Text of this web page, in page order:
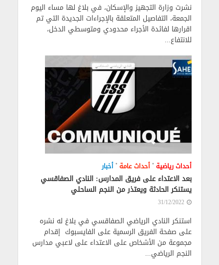
نشرت وزارة التجهيز والإسكان، في بلاغ لها مساء اليوم
الجمعة، التفاصيل المتعلقة بالإجراءات الجديدة التي تم
اقرارها لفائدة الأجراء محدودي ومتوسطي الدخل،
للانتفاع...
أحداث رياضية • أحداث عامة • أخبار
بعد الاعتداء على فريق المدارس: النادي الصفاقسي
يستنكر الحادثة ويعتذر من النجم الساحلي
31/12/2022
استنكر النادي الرياضي الصفاقسي في بلاغ له نشره
على صفحة الفريق الرسمية على الفايسبوك إقدام
مجموعة من الأشخاص على الاعتداء على لاعبي مدارس
النجم الرياضي...